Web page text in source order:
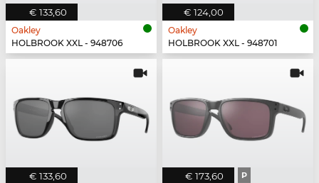
€ 133,60
Oakley
HOLBROOK XXL - 948706
€ 124,00
Oakley
HOLBROOK XXL - 948701
€ 133,60 € 173,60 P